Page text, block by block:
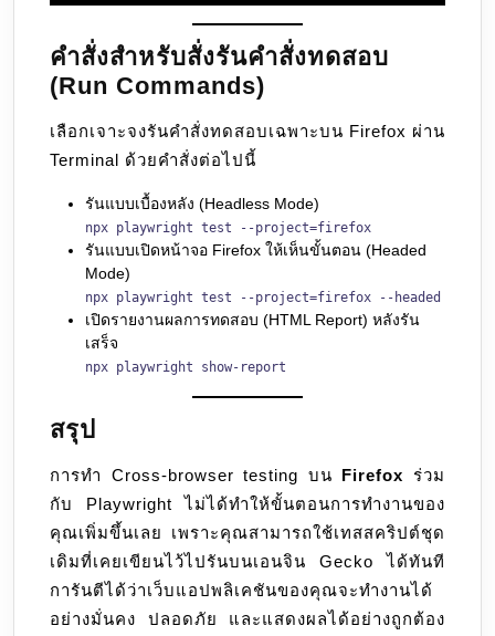
คำสั่งสำหรับสั่งรันคำสั่งทดสอบ
(Run Commands)
เลือกเจาะจงรันคำสั่งทดสอบเฉพาะบน Firefox ผ่าน
Terminal ด้วยคำสั่งต่อไปนี้
รันแบบเบื้องหลัง (Headless Mode)
npx playwright test --project=firefox
รันแบบเปิดหน้าจอ Firefox ให้เห็นขั้นตอน (Headed
Mode)
npx playwright test --project=firefox --headed
เปิดรายงานผลการทดสอบ (HTML Report) หลังรัน
เสร็จ
npx playwright show-report
สรุป
การทำ Cross-browser testing บน Firefox ร่วม
กับ Playwright ไม่ได้ทำให้ขั้นตอนการทำงานของ
คุณเพิ่มขึ้นเลย เพราะคุณสามารถใช้เทสสคริปต์ชุด
เดิมที่เคยเขียนไว้ไปรันบนเอนจิน Gecko ได้ทันที
การันตีได้ว่าเว็บแอปพลิเคชันของคุณจะทำงานได้
อย่างมั่นคง ปลอดภัย และแสดงผลได้อย่างถูกต้อง